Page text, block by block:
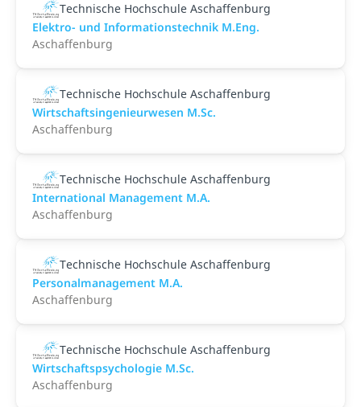
Technische Hochschule Aschaffenburg
Elektro- und Informationstechnik M.Eng.
Aschaffenburg
Technische Hochschule Aschaffenburg
Wirtschaftsingenieurwesen M.Sc.
Aschaffenburg
Technische Hochschule Aschaffenburg
International Management M.A.
Aschaffenburg
Technische Hochschule Aschaffenburg
Personalmanagement M.A.
Aschaffenburg
Technische Hochschule Aschaffenburg
Wirtschaftspsychologie M.Sc.
Aschaffenburg